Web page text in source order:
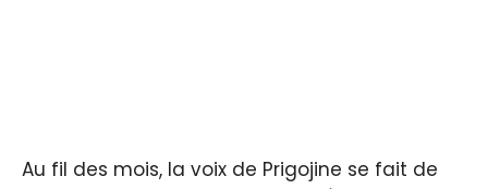
Au fil des mois, la voix de Prigojine se fait de